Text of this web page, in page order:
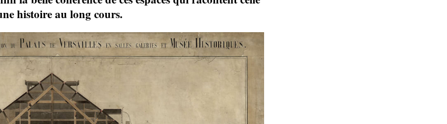
GRATUIT AU MAGAZINE
histoire au long cours.